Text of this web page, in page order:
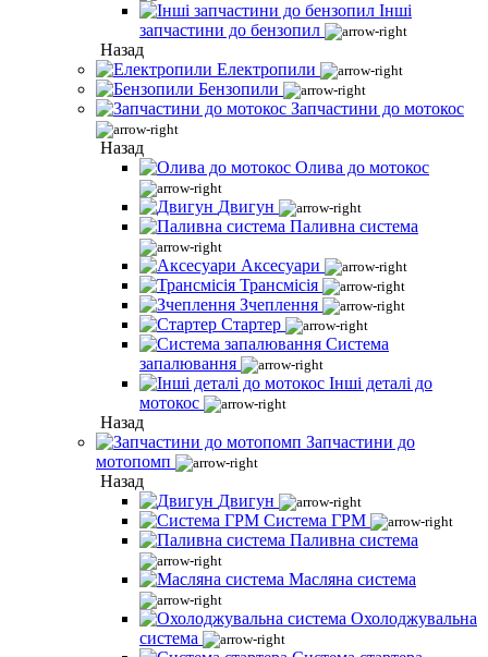
Інші
запчастини до бензопил
Назад
Електропили
Бензопили
Запчастини до мотокос
Назад
Олива до мотокос
Двигун
Паливна система
Аксесуари
Трансмісія
Зчеплення
Стартер
Система
запалювання
Інші деталі до
мотокос
Назад
Запчастини до
мотопомп
Назад
Двигун
Система ГРМ
Паливна система
Масляна система
Охолоджувальна
система